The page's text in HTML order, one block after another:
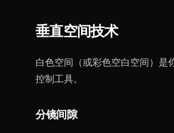
垂直空间技术
白色空间（或彩色空白空间）是
控制工具。
分镜间隙